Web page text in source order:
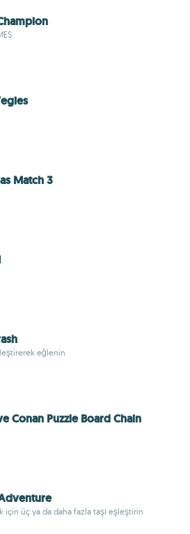
Match 3
eğlenin
Conan Puzzle Board Chain
için üç ya da daha fazla taşı eşleştirin